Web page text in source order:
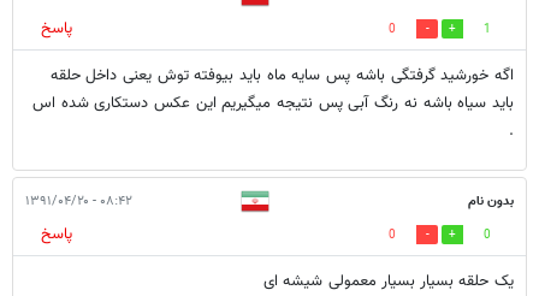
1
0
پاسخ
اگه خورشید گرفتگی باشه پس سایه ماه باید بیوفته توش یعنی داخل حلقه
باید سیاه باشه نه رنگ آبی پس نتیجه میگیریم این عکس دستکاری شده اس
.
بدون نام ۰۸:۴۲ - ۱۳۹۱/۰۴/۲۰
0
0
پاسخ
یک حلقه بسیار بسیار معمولی شیشه ای